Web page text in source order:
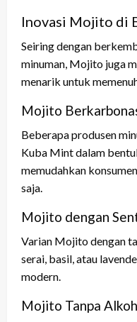
Inovasi Mojito di
Seiring dengan
minuman, Mojito juga
menarik untuk
Mojito
Beberapa produsen
Kuba Mint dalam
memudahkan
saja.
Mojito dengan
Varian Mojito dengan
serai, basil, atau
modern.
Mojito Tanpa